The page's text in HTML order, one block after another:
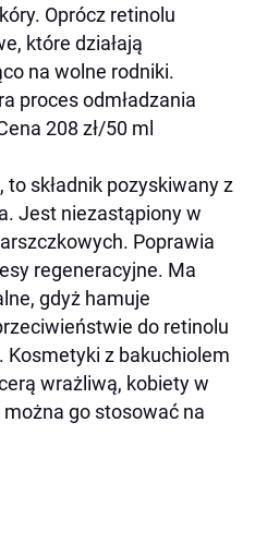
Oprócz retinolu
które działają
na wolne rodniki.
proces odmładzania
208 zł/50 ml
składnik pozyskiwany z
Jest niezastąpiony w
Poprawia
regeneracyjne. Ma
gdyż hamuje
do retinolu
Kosmetyki z bakuchiolem
wrażliwą, kobiety w
go stosować na